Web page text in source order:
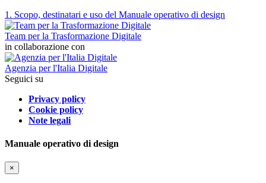
1. Scopo, destinatari e uso del Manuale operativo di design
Team per la Trasformazione Digitale
in collaborazione con
Agenzia per l'Italia Digitale
Seguici su
Privacy policy
Cookie policy
Note legali
Manuale operativo di design
×